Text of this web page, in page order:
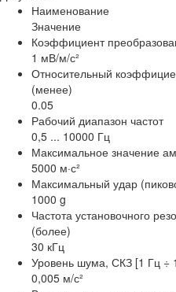
Наименование
Значение
Коэффициент
1 мВ/м/с²
Относительный
(менее)
0.05
Рабочий диапазон частот
0,5 ... 10000 Гц
Максимальное значение
5000 м·с²
Максимальный удар
1000 g
Частота установочного
(более)
30 кГц
Уровень шума, СКЗ [1 Гц ÷
0,005 м/с²